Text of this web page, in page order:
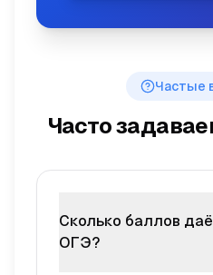
Частые
Часто
Сколько баллов
ОГЭ?